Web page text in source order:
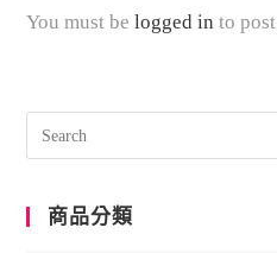
You must belogged in to
商品分類